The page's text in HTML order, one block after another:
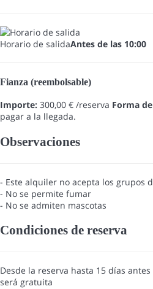
Horario de salidaAntes de las 10:00
Fianza (reembolsable)
Importe: 300,00 € /reserva Forma
pagar a la llegada.
Observaciones
- Este alquiler no acepta los grupos
- No se permite fumar
- No se admiten mascotas
Condiciones de reserva
Desde la reserva hasta 15 días
será gratuita